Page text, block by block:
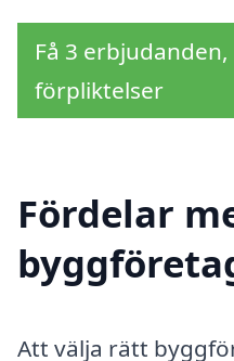
Få 3
förpliktelser
Fördelar
Att välja rätt